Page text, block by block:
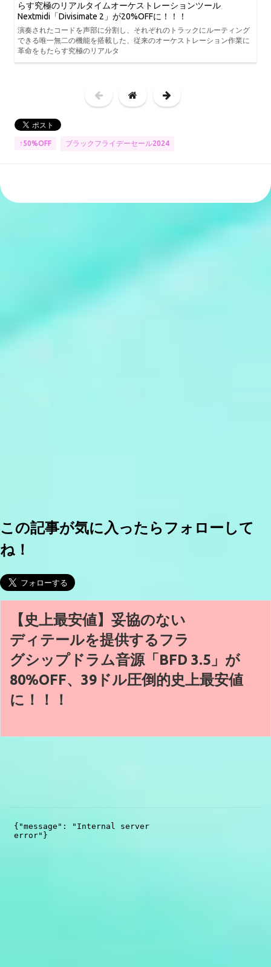
らす究極のリアルタイムオーケストレーションツール
Nextmidi「Divisimate 2」が20%OFFに！！！
演奏されたコードを声部に分割し、それぞれのトラックにルーティング
できる唯一無二の機能を搭載した、従来のオーケストレーション作業に
革命をもたらす究極のリアルタ
↑50%OFF ブラックフライデーセール2024
この記事が気に入ったらフォローして
ね！
【史上最安値】妥協のない
ディテールを提供するフラ
グシップドラム音源「BFD 3.5」が
80%OFF、39ドル圧倒的史上最安値
に！！！